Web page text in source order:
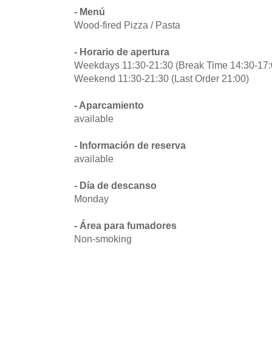
- Menú
Wood-fired Pizza / Pasta
- Horario de apertura
Weekdays 11:30-21:30 (Break Time 14:30-
Weekend 11:30-21:30 (Last Order 21:00)
- Aparcamiento
available
- Información de reserva
available
- Día de descanso
Monday
- Área para fumadores
Non-smoking